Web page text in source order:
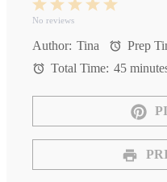
5
4
3
2
Stars
1
Star
No reviews
Author: Tina Prep
Total Time: 45